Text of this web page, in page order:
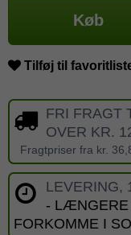
Køb
Tilføj til
FRI FRAGT
OVER KR.
Fragtpriser fra kr.
LEVERING,
- LÆNGERE
FORKOMME I